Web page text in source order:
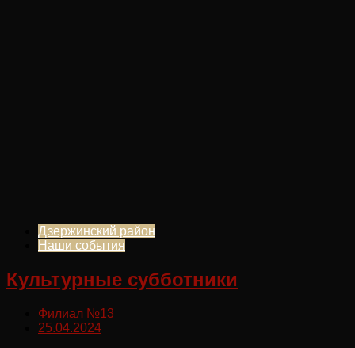
Дзержинский район
Наши события
Культурные субботники
Филиал №13
25.04.2024